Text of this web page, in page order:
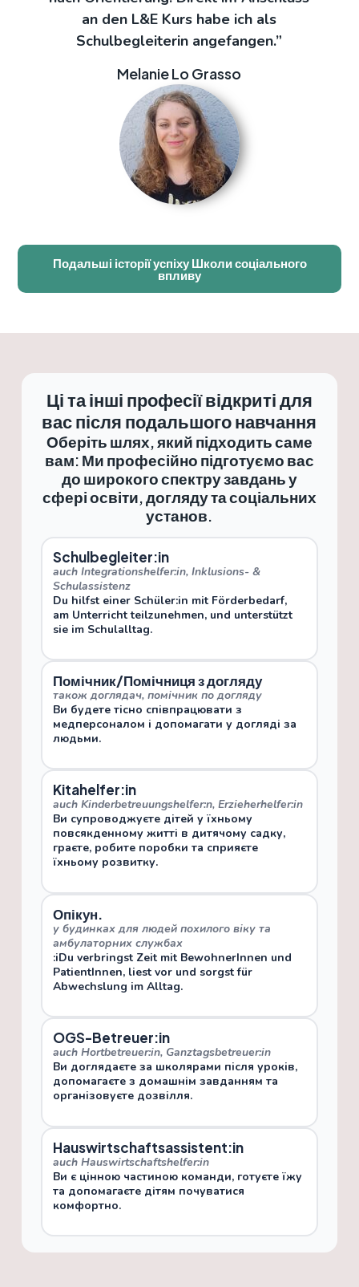
an den L&E Kurs habe ich als
Schulbegleiterin angefangen.”
Melanie Lo Grasso
Подальші історії успіху Школи соціального
впливу
Ці та інші професії відкриті для
вас після подальшого навчання
Оберіть шлях, який підходить саме
вам: Ми професійно підготуємо вас
до широкого спектру завдань у
сфері освіти, догляду та соціальних
установ.
Schulbegleiter:in
auch Integrationshelfer:in, Inklusions- &
Schulassistenz
Du hilfst einer Schüler:in mit Förderbedarf,
am Unterricht teilzunehmen, und unterstützt
sie im Schulalltag.
Помічник/Помічниця з догляду
також доглядач, помічник по догляду
Ви будете тісно співпрацювати з
медперсоналом і допомагати у догляді за
людьми.
Kitahelfer:in
auch Kinderbetreuungshelfer:n, Erzieherhelfer:in
Ви супроводжуєте дітей у їхньому
повсякденному житті в дитячому садку,
граєте, робите поробки та сприяєте
їхньому розвитку.
Опікун.
у будинках для людей похилого віку та
амбулаторних службах
:iDu verbringst Zeit mit BewohnerInnen und
PatientInnen, liest vor und sorgst für
Abwechslung im Alltag.
OGS-Betreuer:in
auch Hortbetreuer:in, Ganztagsbetreuer:in
Ви доглядаєте за школярами після уроків,
допомагаєте з домашнім завданням та
організовуєте дозвілля.
Hauswirtschaftsassistent:in
auch Hauswirtschaftshelfer:in
Ви є цінною частиною команди, готуєте їжу
та допомагаєте дітям почуватися
комфортно.